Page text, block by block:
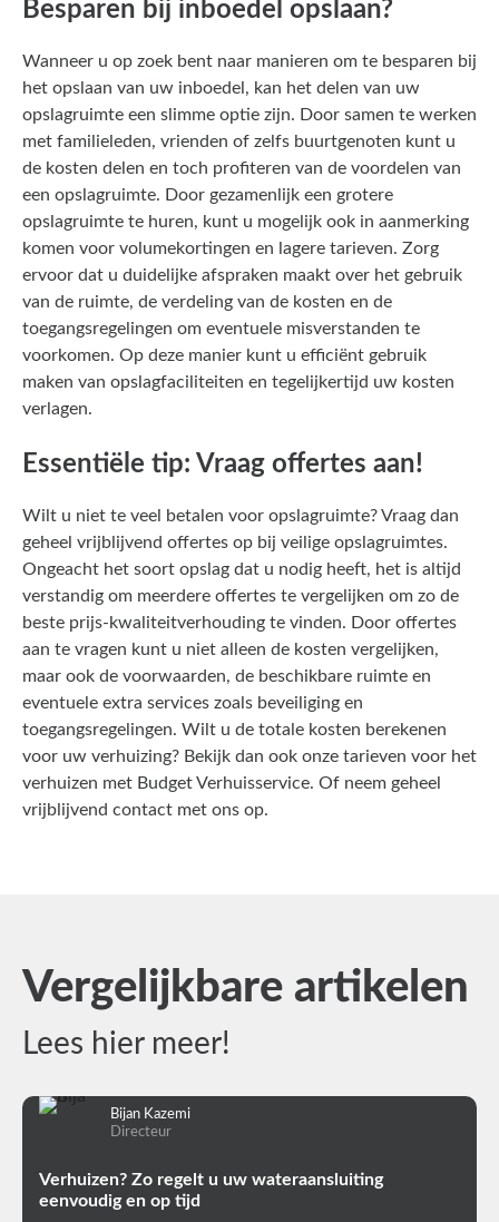
Besparen bij inboedel opslaan?
Wanneer u op zoek bent naar manieren om te besparen bij
het opslaan van uw inboedel, kan het delen van uw
opslagruimte een slimme optie zijn. Door samen te werken
met familieleden, vrienden of zelfs buurtgenoten kunt u
de kosten delen en toch profiteren van de voordelen van
een opslagruimte. Door gezamenlijk een grotere
opslagruimte te huren, kunt u mogelijk ook in aanmerking
komen voor volumekortingen en lagere tarieven. Zorg
ervoor dat u duidelijke afspraken maakt over het gebruik
van de ruimte, de verdeling van de kosten en de
toegangsregelingen om eventuele misverstanden te
voorkomen. Op deze manier kunt u efficiënt gebruik
maken van opslagfaciliteiten en tegelijkertijd uw kosten
verlagen.
Essentiële tip: Vraag offertes aan!
Wilt u niet te veel betalen voor opslagruimte? Vraag dan
geheel vrijblijvend offertes op bij veilige opslagruimtes.
Ongeacht het soort opslag dat u nodig heeft, het is altijd
verstandig om meerdere offertes te vergelijken om zo de
beste prijs-kwaliteitverhouding te vinden. Door offertes
aan te vragen kunt u niet alleen de kosten vergelijken,
maar ook de voorwaarden, de beschikbare ruimte en
eventuele extra services zoals beveiliging en
toegangsregelingen. Wilt u de totale kosten berekenen
voor uw verhuizing? Bekijk dan ook onze tarieven voor het
verhuizen met Budget Verhuisservice. Of neem geheel
vrijblijvend contact met ons op.
Vergelijkbare artikelen
Lees hier meer!
Bijan Kazemi
Directeur
Verhuizen? Zo regelt u uw wateraansluiting
eenvoudig en op tijd